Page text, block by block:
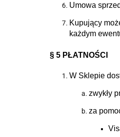
Umowa
Kupujący
każdym
§ 5 PŁATNOŚCI
W Sklepie
zwykły
za